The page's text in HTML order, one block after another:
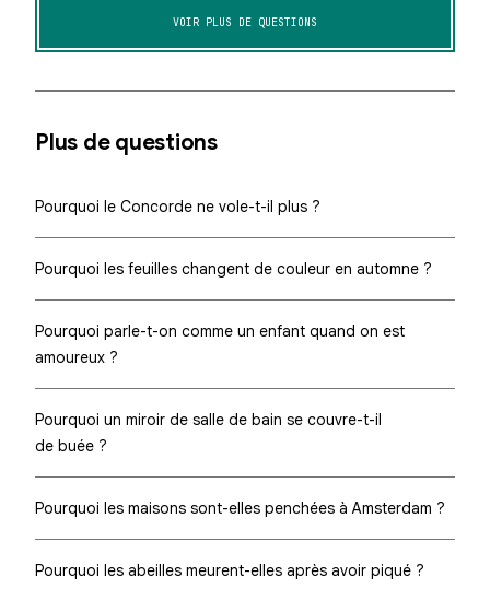
VOIR PLUS DE QUESTIONS
Plus de questions
Pourquoi le Concorde ne vole-t-il plus ?
Pourquoi les feuilles changent de couleur en automne ?
Pourquoi parle-t-on comme un enfant quand on est
amoureux ?
Pourquoi un miroir de salle de bain se couvre-t-il
de buée ?
Pourquoi les maisons sont-elles penchées à Amsterdam ?
Pourquoi les abeilles meurent-elles après avoir piqué ?